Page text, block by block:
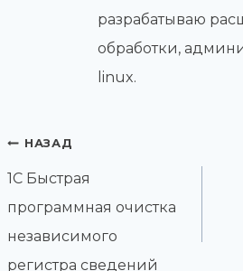
разрабатываю
обработки,
linux.
Навигация
по
записям
НАЗАД
1С Быстрая
программная очистка
независимого
регистра сведений